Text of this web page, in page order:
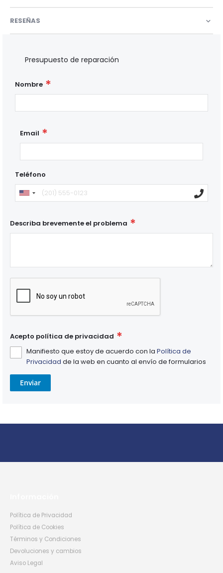
RESEÑAS
Presupuesto de reparación
Nombre
Email
Teléfono
Describa brevemente el problema
Acepto política de privacidad
Manifiesto que estoy de acuerdo con la Política de
Privacidad de la web en cuanto al envío de formularios
Enviar
Política de Privacidad
Política de Cookies
Términos y Condiciones
Devoluciones y cambios
Aviso Legal